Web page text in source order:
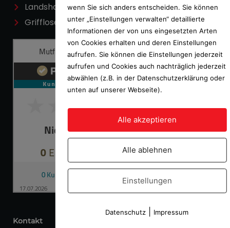
Landshausküchen
Grifflose Küchen
Kontakt
wenn Sie sich anders entscheiden. Sie können
unter „Einstellungen verwalten“ detaillierte
Informationen der von uns eingesetzten Arten
von Cookies erhalten und deren Einstellungen
aufrufen. Sie können die Einstellungen jederzeit
aufrufen und Cookies auch nachträglich jederzeit
abwählen (z.B. in der Datenschutzerklärung oder
unten auf unserer Webseite).
Alle akzeptieren
Alle ablehnen
Einstellungen
Datenschutz Impressum